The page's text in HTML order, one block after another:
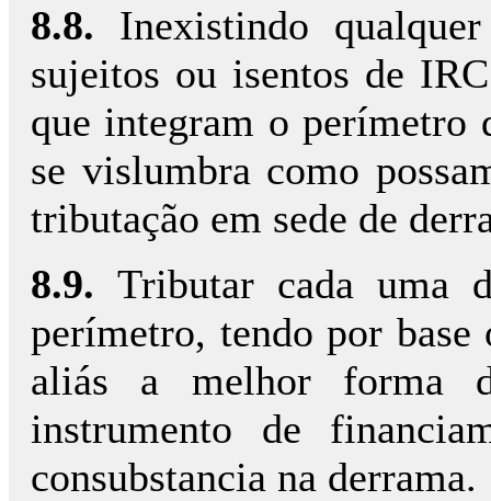
8.8. Inexistindo
sujeitos ou isentos de
que integram o perímetro
se vislumbra como
tributação em sede de
8.9. Tributar cada uma
perímetro, tendo por
aliás a melhor forma
instrumento de
consubstancia na derrama.